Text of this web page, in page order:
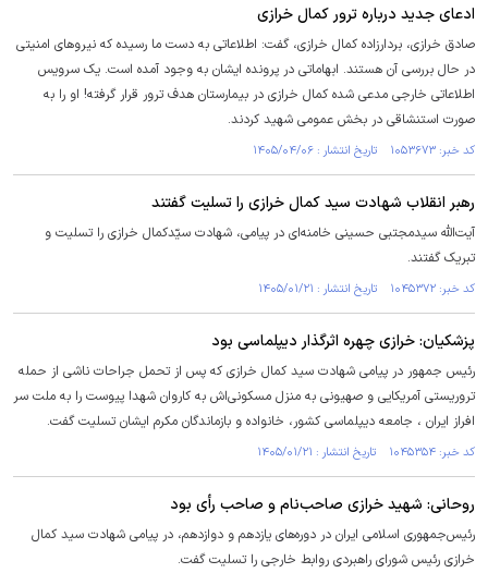
ادعای جدید درباره ترور کمال خرازی
صادق خرازی، بردارزاده کمال خرازی، گفت: اطلاعاتی به دست ما رسیده که نیروهای امنیتی
در حال بررسی آن هستند. ابهاماتی در پرونده ایشان به وجود آمده است. یک سرویس
اطلاعاتی خارجی مدعی شده کمال خرازی در بیمارستان هدف ترور قرار گرفته! او را به
صورت استنشاقی در بخش عمومی شهید کردند.
کد خبر: ۱۰۵۳۶۷۳ تاریخ انتشار : ۱۴۰۵/۰۴/۰۶
رهبر انقلاب شهادت سید کمال خرازی را تسلیت گفتند
آیت‌الله سیدمجتبی حسینی خامنه‌ای در پیامی، شهادت سیّدکمال خرازی را تسلیت و
تبریک گفتند.
کد خبر: ۱۰۴۵۳۷۲ تاریخ انتشار : ۱۴۰۵/۰۱/۲۱
پزشکیان: خرازی چهره اثرگذار دیپلماسی بود
رئیس جمهور در پیامی شهادت سید کمال خرازی که پس از تحمل جراحات ناشی از حمله
تروریستی آمریکایی و صهیونی به منزل مسکونی‌اش به کاروان شهدا پیوست را به ملت سر
افراز ایران ، جامعه دیپلماسی کشور، خانواده و بازماندگان مکرم ایشان تسلیت گفت.
کد خبر: ۱۰۴۵۳۵۴ تاریخ انتشار : ۱۴۰۵/۰۱/۲۱
روحانی: شهید خرازی صاحب‌نام و صاحب رأی بود
رئیس‌جمهوری اسلامی ایران در دوره‌های یازدهم و دوازدهم، در پیامی شهادت سید کمال
خرازی رئیس شورای راهبردی روابط خارجی را تسلیت گفت.